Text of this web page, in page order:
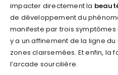
impacter directement la
de développement du
manifeste par trois symptômes
y a un affinement de la ligne du
zones clairsemées. Et enfin, la
l’arcade sourcilière.